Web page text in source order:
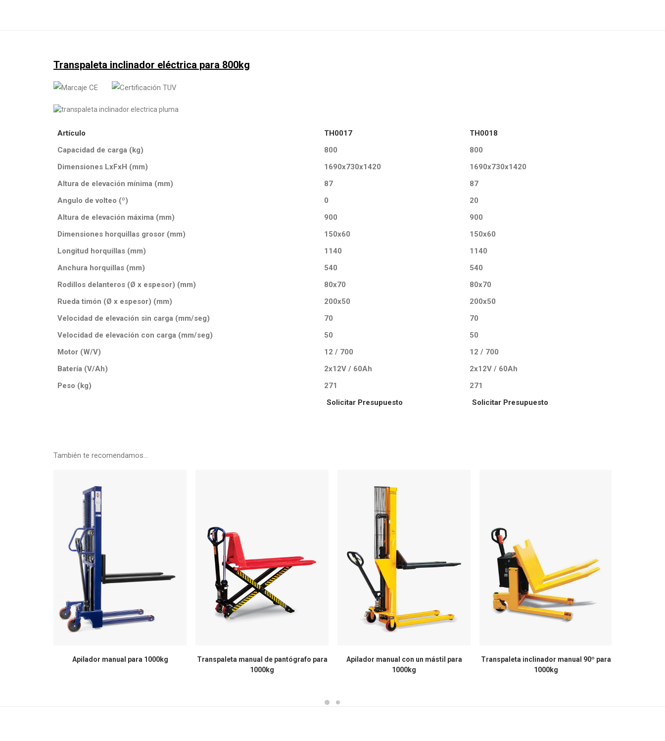
Transpaleta inclinador eléctrica para 800kg
Artículo TH0017
TH0018
Capacidad de carga (kg)
800
800
Dimensiones LxFxH (mm)
1690x730x1420
1690x730x1420
Altura de elevación mínima (mm)
87
87
Angulo de volteo (º)
0
20
Altura de elevación máxima (mm)
900
900
Dimensiones horquillas grosor (mm)
150x60
150x60
Longitud horquillas (mm)
1140
1140
Anchura horquillas (mm)
540
540
Rodillos delanteros (Ø x espesor) (mm)
80x70
80x70
Rueda timón (Ø x espesor) (mm)
200x50
200x50
Velocidad de elevación sin carga (mm/seg)
70
70
Velocidad de elevación con carga (mm/seg)
50
50
Motor (W/V)
12 / 700
12 / 700
Batería (V/Ah)
2x12V / 60Ah
2x12V / 60Ah
Peso (kg)
271
271
Solicitar Presupuesto
Solicitar Presupuesto
También te recomendamos…
Apilador manual para 1000kg
Transpaleta manual de pantógrafo para
1000kg
Apilador manual con un mástil para
1000kg
Transpaleta inclinador manual 90º para
1000kg